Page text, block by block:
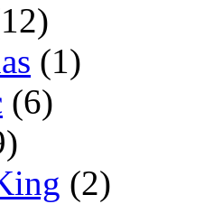
(1)
(6)
(2)